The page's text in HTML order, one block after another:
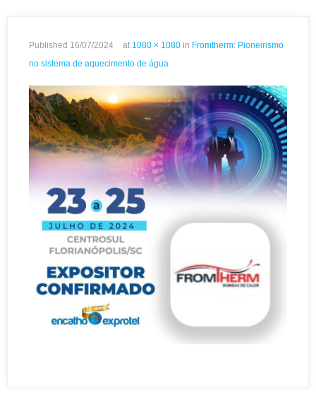
Published 16/07/2024 at 1080 × 1080 in Fromtherm: Pioneirismo
no sistema de aquecimento de água